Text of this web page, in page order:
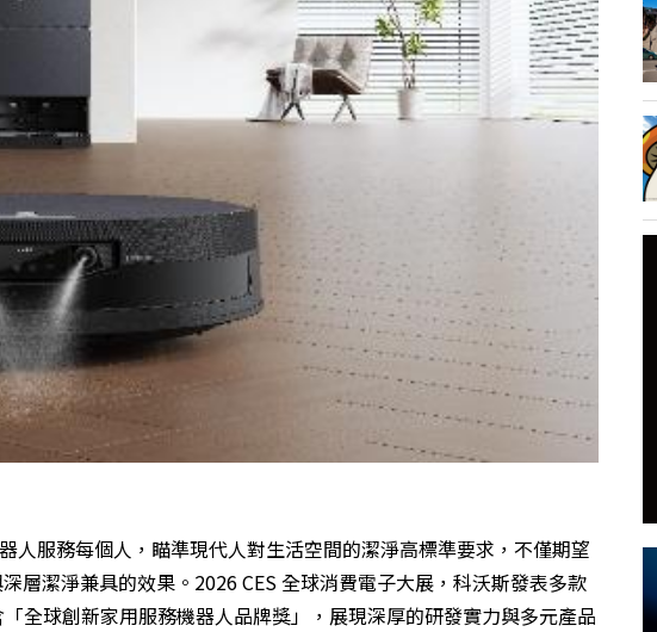
人服務每個人，瞄準現代人對生活空間的潔淨高標準要求，不僅期望
層潔淨兼具的效果。2026 CES 全球消費電子大展，科沃斯發表多款
全球創新家用服務機器人品牌獎」，展現深厚的研發實力與多元產品